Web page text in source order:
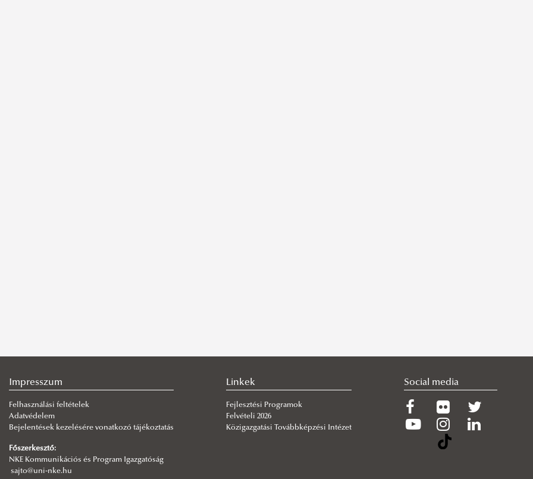
Impresszum
Felhasználási feltételek
Adatvédelem
Bejelentések kezelésére vonatkozó tájékoztatás
Főszerkesztő:
NKE Kommunikációs és Program Igazgatóság
sajto@uni-nke.hu
Linkek
Fejlesztési Programok
Felvételi 2026
Közigazgatási Továbbképzési Intézet
Social media